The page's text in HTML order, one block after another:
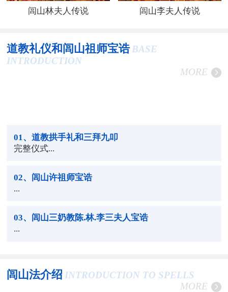
闾山林夫人传说 闾山李夫人传说
道教礼仪和闾山祖师宝诰 BASE
INTRODUCTION
MORE
01 、道教拱手礼和三拜九叩
完整仪式...
02、闾山许祖师宝诰
...
03、闾山三奶教陈.林.李三夫人宝诰
...
闾山法介绍 INTRODUCTION TO SPELLS
MORE